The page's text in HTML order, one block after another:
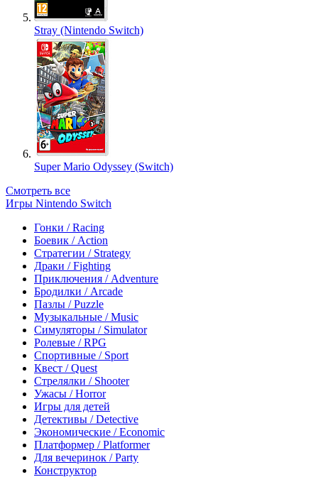
Stray (Nintendo Switch)
Super Mario Odyssey (Switch)
Смотреть все
Игры Nintendo Switch
Гонки / Racing
Боевик / Action
Стратегии / Strategy
Драки / Fighting
Приключения / Adventure
Бродилки / Arcade
Пазлы / Puzzle
Музыкальные / Music
Симуляторы / Simulator
Ролевые / RPG
Спортивные / Sport
Квест / Quest
Стрелялки / Shooter
Ужасы / Horror
Игры для детей
Детективы / Detective
Экономические / Economic
Платформер / Platformer
Для вечеринок / Party
Конструктор